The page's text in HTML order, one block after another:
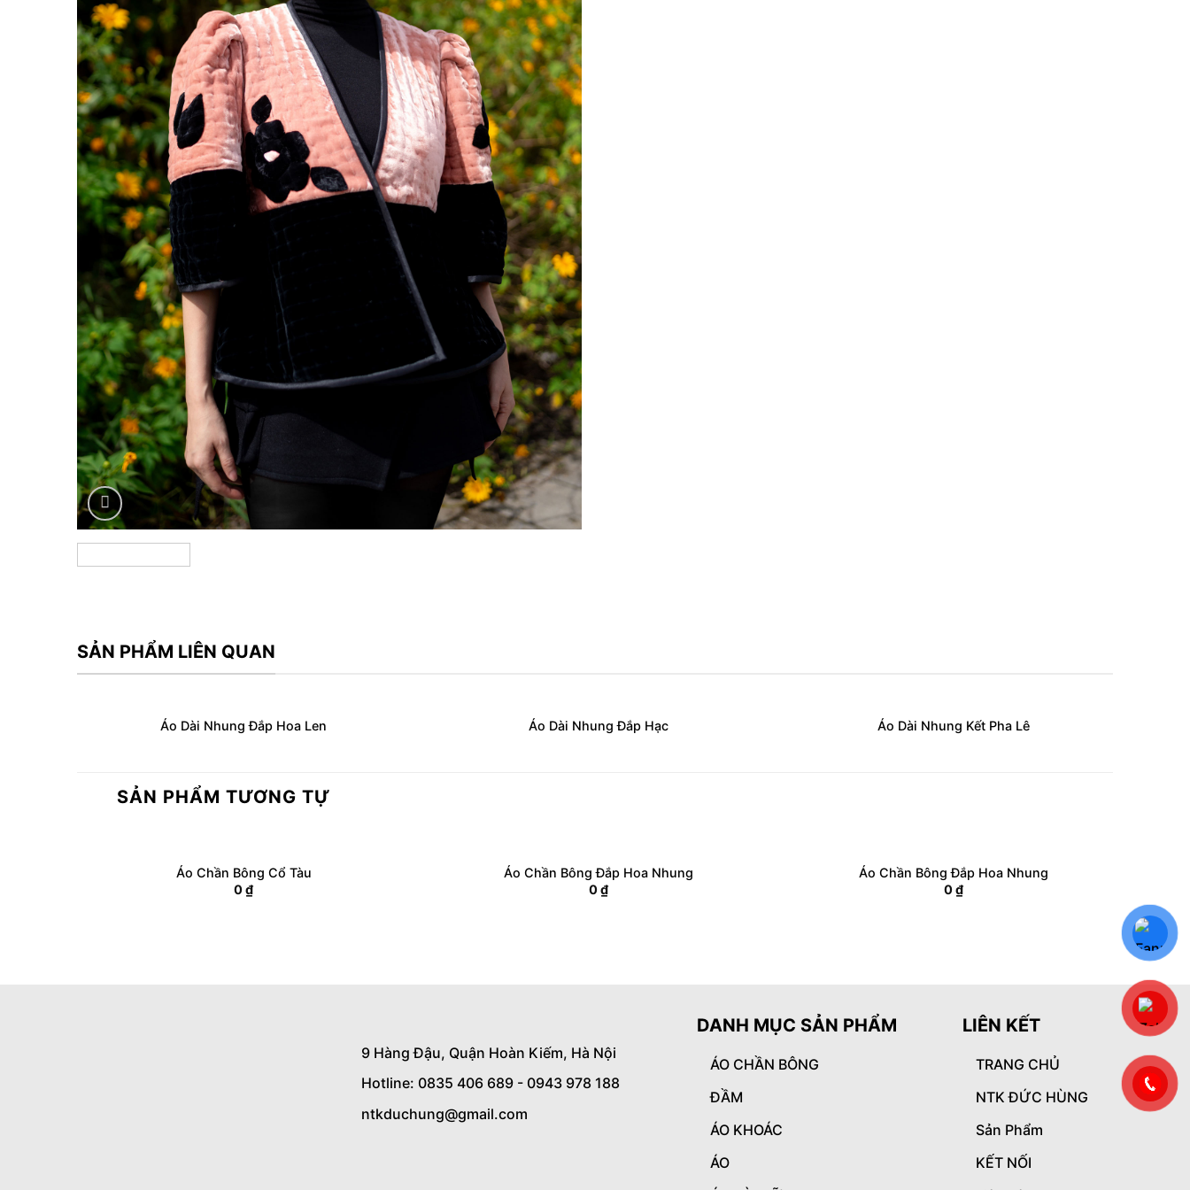
SẢN PHẨM LIÊN QUAN
Áo Dài Nhung Đắp Hoa Len Áo Dài Nhung Đắp Hạc Áo Dài Nhung Kết Pha Lê
SẢN PHẨM TƯƠNG TỰ
Áo Chần Bông Cổ Tàu
0₫
Áo Chần Bông Đắp Hoa Nhung
0₫
Áo Chần Bông Đắp Hoa Nhung
0₫
9 Hàng Đậu, Quận Hoàn Kiếm, Hà Nội
Hotline: 0835 406 689 - 0943 978 188
ntkduchung@gmail.com
DANH MỤC SẢN PHẨM
ÁO CHẦN BÔNG
ĐẦM
ÁO KHOÁC
ÁO
LIÊN KẾT
TRANG CHỦ
NTK ĐỨC HÙNG
Sản Phẩm
KẾT NỐI